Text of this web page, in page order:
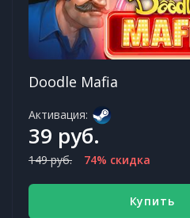
Doodle Mafia
Активация:
39 руб.
149 руб. 74% скидка
Купить